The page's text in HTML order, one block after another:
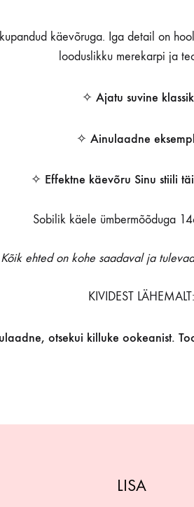
käevõruga. Iga detail on
looduslikku merekarpi ja
✧ Ajatu suvine
✧ Ainulaadne
✧ Effektne käevõru Sinu stiili
Sobilik käele ümbermõõduga
Kõik ehted on kohe saadaval ja
KIVIDEST LÄHEMALT:
otsekui killuke ookeanist.
LISA